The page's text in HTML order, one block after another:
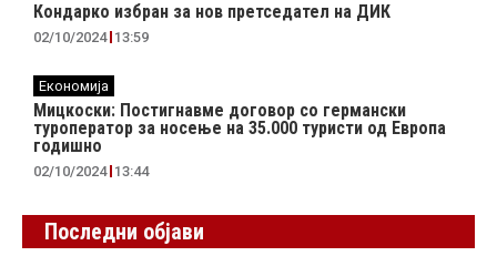
Кондарко избран за нов претседател на ДИК
02/10/2024 13:59
Економија
Мицкоски: Постигнавме договор со германски
туроператор за носење на 35.000 туристи од Европа
годишно
02/10/2024 13:44
Последни објави